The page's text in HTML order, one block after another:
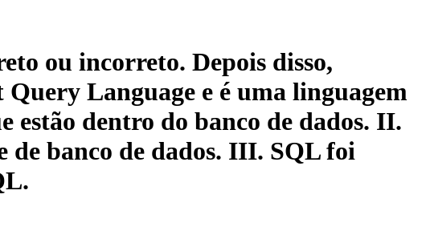
ou incorreto. Depois disso,
Language e é uma linguagem
estão dentro do banco de dados. II.
de banco de dados. III. SQL foi